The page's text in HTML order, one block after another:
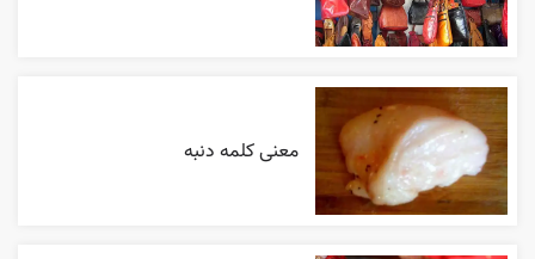
معنی کلمه دنبه